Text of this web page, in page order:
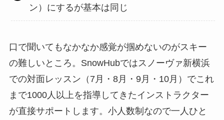
ン）にするが基本は同じ
口で聞いてもなかなか感覚が掴めないのがスキー
の難しいところ。SnowHubではスノーヴァ新横浜
での対面レッスン（7月・8月・9月・10月）でこれ
まで1000人以上を指導してきたインストラクター
が直接サポートします。小人数制なので一人ひと